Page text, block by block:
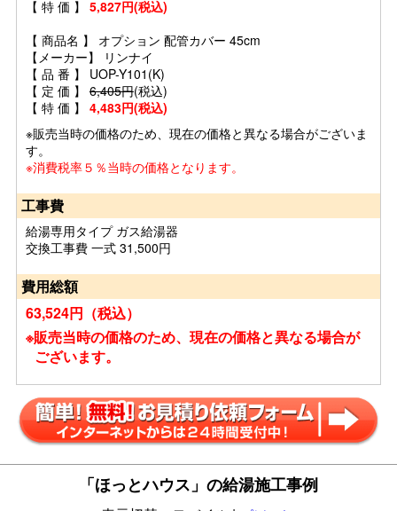
【 特 価 】 5,827円(税込)
【 商品名 】 オプション 配管カバー 45cm
【メーカー】 リンナイ
【 品 番 】 UOP-Y101(K)
【 定 価 】 6,405円(税込)
【 特 価 】 4,483円(税込)
※販売当時の価格のため、現在の価格と異なる場合がございま
す。
※消費税率５％当時の価格となります。
工事費
給湯専用タイプ ガス給湯器
交換工事費 一式 31,500円
費用総額
63,524円（税込）
※販売当時の価格のため、現在の価格と異なる場合が
ございます。
「ほっとハウス」の給湯施工事例